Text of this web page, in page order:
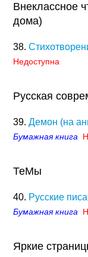
Внеклассное
дома)
38.
Недоступна
Русская
39. Демон (на
Бумажная книга
ТеМы
40. Русские
Бумажная книга
Яркие